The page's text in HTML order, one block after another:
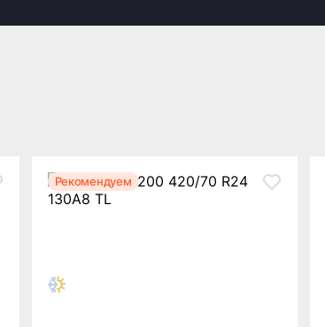
Рекомендуем